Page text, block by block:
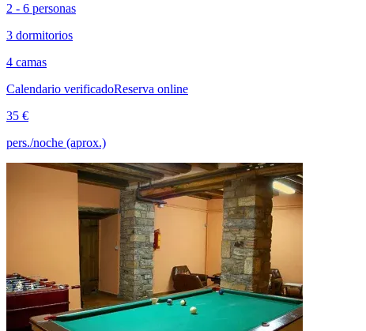
2 - 6 personas
3 dormitorios
4 camas
Calendario verificadoReserva online
35 €
pers./noche (aprox.)